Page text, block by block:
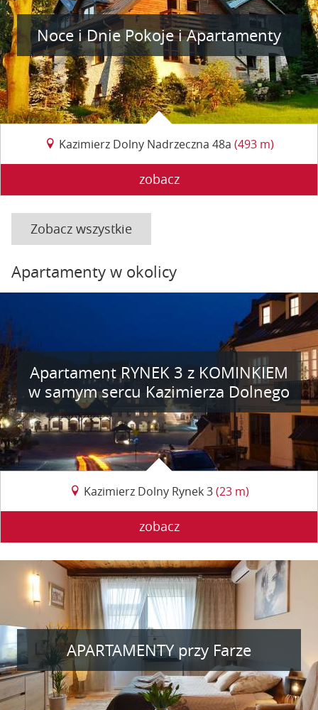
Noce i Dnie Pokoje i Apartamenty
Kazimierz Dolny Nadrzeczna 48a (493 m)
zobacz
Zobacz wszystkie
Apartamenty w okolicy
Apartament RYNEK 3 z KOMINKIEM
w samym sercu Kazimierza Dolnego
Kazimierz Dolny Rynek 3(23 m)
zobacz
APARTAMENTY przy Farze